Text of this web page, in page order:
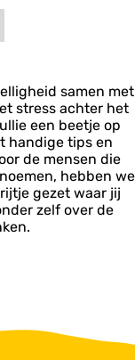
samen met
stress achter het
een beetje op
handige tips en
de mensen die
hebben we
gezet waar jij
zelf over de